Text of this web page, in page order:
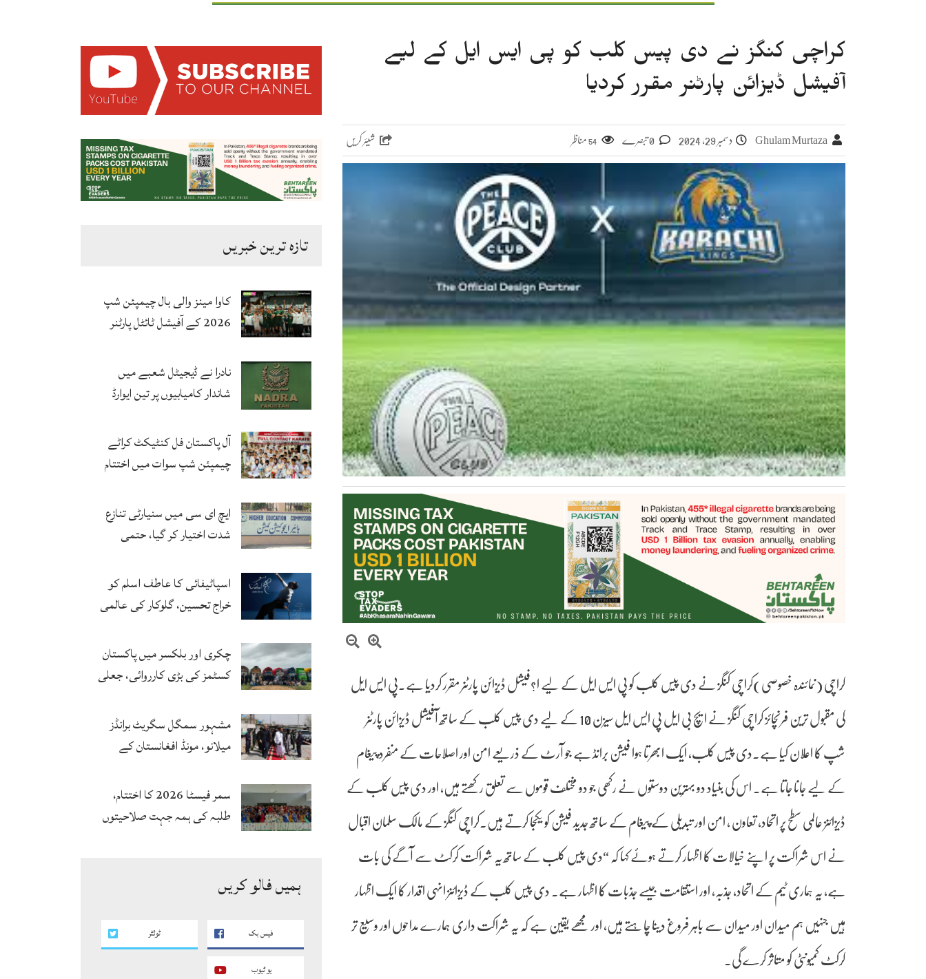
تازہ ترین خبریں
کاوا مینز والی بال چیمپئن شپ
2026 کے آفیشل ٹائٹل پارٹنر
فتح پر جشن
نادرا نے ڈیجیٹل شعبے میں
شاندار کامیابیوں پر تین ایوارڈ
آل پاکستان فل کنٹیکٹ کراٹے
چیمپئن شپ سوات میں اختتام
ایچ ای سی میں سنیارٹی تنازع
شدت اختیار کر گیا، حتمی
اسپاٹیفائی کا عاطف اسلم کو
خراج تحسین، گلوکار کی عالمی
چکری اور بلکسر میں پاکستان
کسٹمز کی بڑی کارروائی، جعلی
ضبط
مشہور سمگل سگریٹ برانڈز
میلانو، مونڈ افغانستان کے
انکشاف
سمر فیسٹا 2026 کا اختتام،
طلبہ کی ہمہ جہت صلاحیتوں
ہمیں فالو کریں
فیس بک ٹوئٹر
یو ٹیوب
کراچی کنگز نے دی پیس کلب کو پی ایس ایل کے لیے
آفیشل ڈیزائن پارٹنر مقرر کردیا
شیئر کریں Ghulam Murtaza دسمبر 29, 2024 54 مناظر
کراچی (نمائندہ خصوصی)کراچی کنگز نے دی پیس کلب کو پی ایس ایل کے لیے ا?فیشل ڈیزائن پارٹنر مقرر کردیا ہے۔پی ایس ایل
کی مقبول ترین فرنچائز کراچی کنگز نے ایچ بی ایل پی ایس ایل سیزن 10 کے لیے دی پیس کلب کے ساتھ آفیشل ڈیزائن پارٹنر
شپ کا اعلان کیا ہے۔دی پیس کلب، ایک ابھرتا ہوا فیشن برانڈ ہے جو آرٹ کے ذریعے امن اور اصلاحات کے منفرد پیغام
کے لیے جانا جاتا ہے۔ اس کی بنیاد دو بہترین دوستوں نے رکھی جو دو مختلف قوموں سے تعلق رکھتے ہیں، اور دی پیس کلب کے
ڈیزائنز عالمی سطح پر اتحاد، تعاون ، امن اور تبدیلی کے پیغام کے ساتھ جدید فیشن کو یکجا کرتے ہیں۔کراچی کنگز کے مالک سلمان اقبال
نے اس شراکت پر اپنے خیالات کا اظہار کرتے ہوئے کہا کہ “دی پیس کلب کے ساتھ یہ شراکت کرکٹ سے آگے کی بات
ہے، یہ ہماری ٹیم کے اتحاد، جذبہ، اور استقامت جیسے جذبات کا اظہار ہے۔ دی پیس کلب کے ڈیزائنز انہی اقدار کا ایک اظہار
ہیں جنہیں ہم میدان اور میدان سے باہر فروغ دینا چاہتے ہیں، اور مجھے یقین ہے کہ یہ شراکت داری ہمارے مداحوں اور وسیع تر
کرکٹ کمیونٹی کو متاثر کرے گی۔